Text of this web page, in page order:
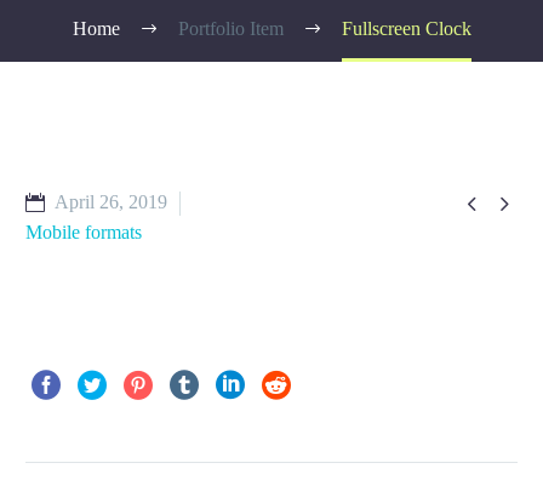
Home Portfolio Item Fullscreen Clock
 
April 26, 2019
Mobile formats